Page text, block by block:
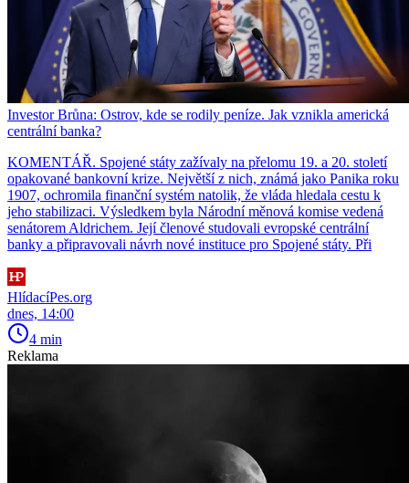
Investor Brůna: Ostrov, kde se rodily peníze. Jak vznikla americká
centrální banka?
KOMENTÁŘ. Spojené státy zažívaly na přelomu 19. a 20. století
opakované bankovní krize. Největší z nich, známá jako Panika roku
1907, ochromila finanční systém natolik, že vláda hledala cestu k
jeho stabilizaci. Výsledkem byla Národní měnová komise vedená
senátorem Aldrichem. Její členové studovali evropské centrální
banky a připravovali návrh nové instituce pro Spojené státy. Při
HlídacíPes.org
dnes, 14:00
4 min
Reklama